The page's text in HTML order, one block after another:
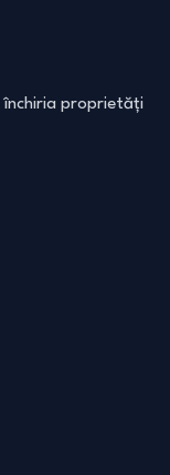
închiria proprietăți